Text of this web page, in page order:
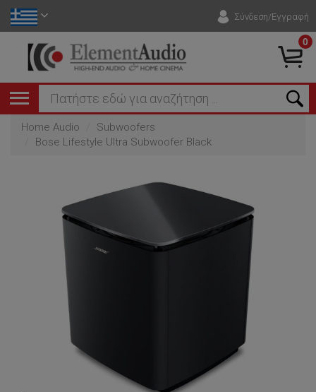
Σύνδεση/Εγγραφή
0
Home Audio
Subwoofers
Bose Lifestyle Ultra Subwoofer Black